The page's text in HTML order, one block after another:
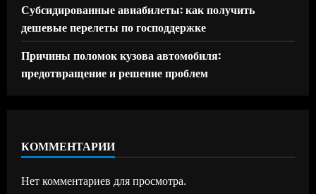
Субсидированные авиабилеты: как получить
дешевые перелеты по господдержке
Причины поломок кузова автомобиля:
предотвращение и решение проблем
КОММЕНТАРИИ
Нет комментариев для просмотра.